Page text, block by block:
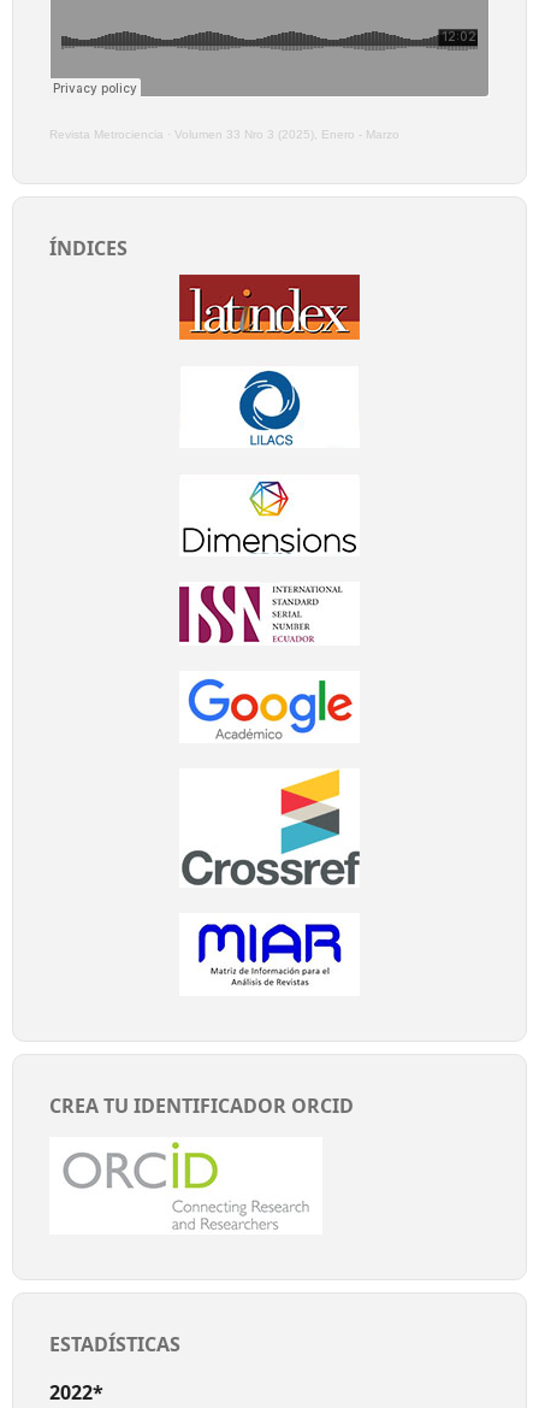
Revista Metrociencia · Volumen 33 Nro 3 (2025), Enero - Marzo
ÍNDICES
CREA TU IDENTIFICADOR ORCID
ESTADÍSTICAS
2022*